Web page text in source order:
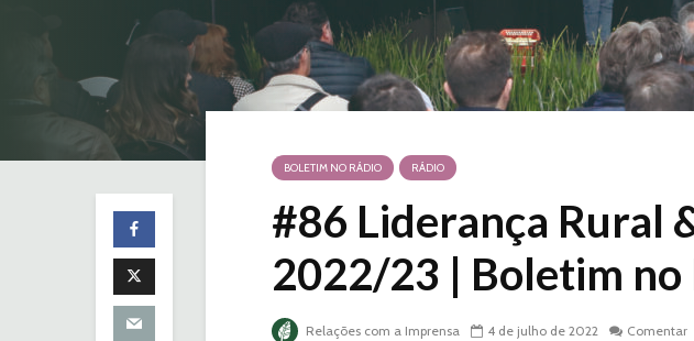
BOLETIM NO RÁDIO RÁDIO
#86 Liderança Rural
2022/23 | Boletim no
Relações com a Imprensa 4 de julho de 2022 Comentar